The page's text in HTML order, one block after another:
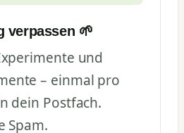
verpassen 🌱
und
– einmal pro
dein Postfach.
Spam.